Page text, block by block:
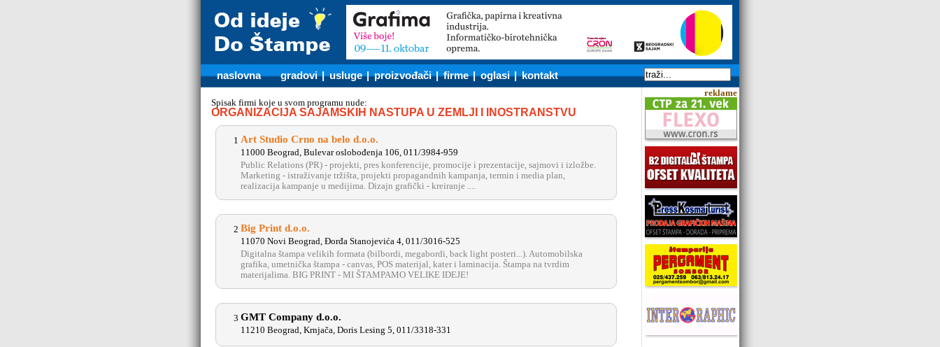
naslovna gradovi |usluge |proizvođači |firme |oglasi |kontakt
Spisak firmi koje u svom programu nude:
ORGANIZACIJA SAJAMSKIH NASTUPA U ZEMLJI I INOSTRANSTVU
1 Art Studio Crno na belo d.o.o.
11000 Beograd, Bulevar oslobođenja 106, 011/3984-959
Public Relations (PR) - projekti, pres konferencije, promocije i prezentacije, sajmovi i izložbe.
Marketing - istraživanje tržišta, projekti propagandnih kampanja, termin i media plan,
realizacija kampanje u medijima. Dizajn grafički - kreiranje ....
2 Big Print d.o.o.
11070 Novi Beograd, Đorđa Stanojevića 4, 011/3016-525
Digitalna štampa velikih formata (bilbordi, megabordi, back light posteri...). Automobilska
grafika, umetnička štampa - canvas, POS materijal, kater i laminacija. Štampa na tvrdim
materijalima. BIG PRINT - MI ŠTAMPAMO VELIKE IDEJE!
3 GMT Company d.o.o.
11210 Beograd, Krnjača, Doris Lesing 5, 011/3318-331
reklame